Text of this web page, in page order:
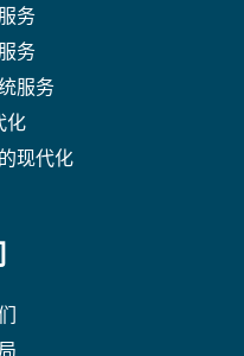
务
务
服务
化
现代化